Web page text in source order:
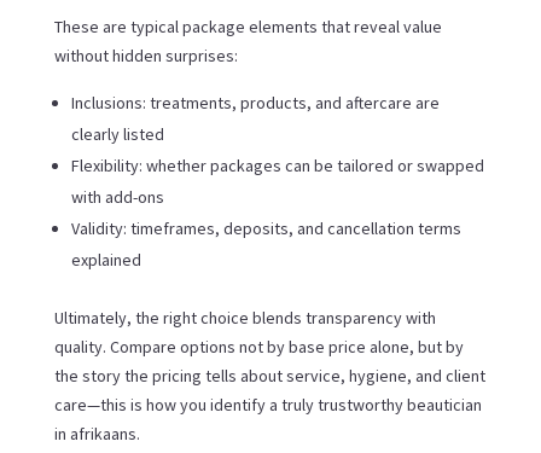
These are typical package elements that reveal value
without hidden surprises:
Inclusions: treatments, products, and aftercare are
clearly listed
Flexibility: whether packages can be tailored or swapped
with add-ons
Validity: timeframes, deposits, and cancellation terms
explained
Ultimately, the right choice blends transparency with
quality. Compare options not by base price alone, but by
the story the pricing tells about service, hygiene, and client
care—this is how you identify a truly trustworthy beautician
in afrikaans.